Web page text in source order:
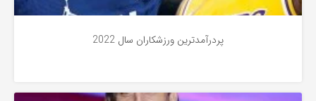
پردرآمدترین ورزشکاران سال 2022